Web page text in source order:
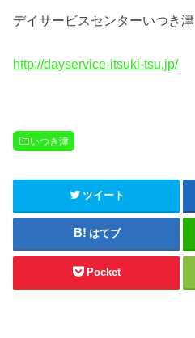
デイサービスセンターいつき津
http://dayservice-itsuki-tsu.jp/
いつき津
ツイート
はてブ
Pocket